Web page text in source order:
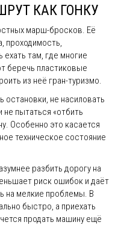
КАК ГОНКУ
марш-бросков. Её
проходимость,
там, где многие
беречь пластиковые
из неё гран-туризмо.
остановки, не насиловать
пытаться «отбить
Особенно это касается
техническое состояние
разбить дорогу на
риск ошибок и даёт
на мелкие проблемы. В
быстро, а приехать
продать машину ещё